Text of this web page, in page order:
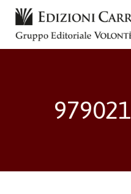
Salta
contenuto